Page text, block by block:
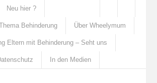
Neu hier ?
Behinderung Über Wheelymum
Eltern mit Behinderung – Seht uns
In den Medien